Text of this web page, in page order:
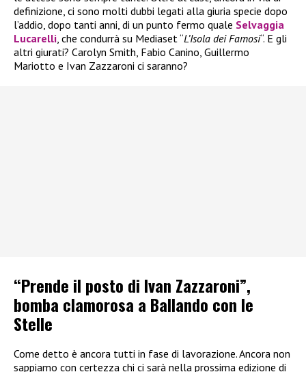
definizione, ci sono molti dubbi legati alla giuria specie dopo
l’addio, dopo tanti anni, di un punto fermo quale Selvaggia
Lucarelli, che condurrà su Mediaset “L’Isola dei Famosi“. E gli
altri giurati? Carolyn Smith, Fabio Canino, Guillermo
Mariotto e Ivan Zazzaroni ci saranno?
“Prende il posto di Ivan Zazzaroni”,
bomba clamorosa a Ballando con le
Stelle
Come detto è ancora tutti in fase di lavorazione. Ancora non
sappiamo con certezza chi ci sarà nella prossima edizione di